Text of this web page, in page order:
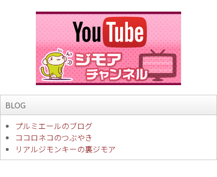
BLOG
プルミエールのブログ
ココロネコのつぶやき
リアルジモンキーの裏ジモア